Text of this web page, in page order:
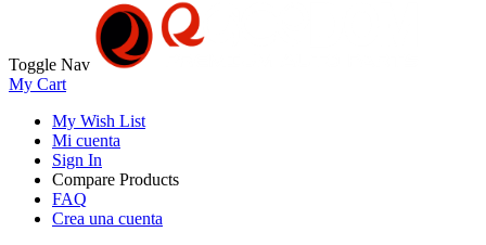
Toggle Nav
My Cart
My Wish List
Mi cuenta
Sign In
Compare Products
FAQ
Crea una cuenta